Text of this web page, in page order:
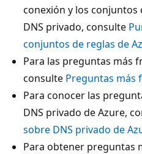
conexión y los
DNS privado, consulte
conjuntos de reglas de
Para las preguntas más
consulte Preguntas más
Para conocer las
DNS privado de Azure,
sobre DNS privado de
Para obtener preguntas